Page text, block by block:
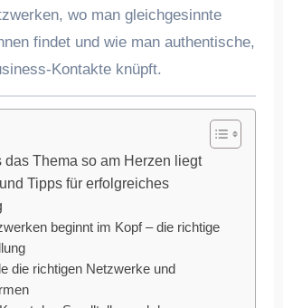
wo man gleichgesinnte
findet und wie man authentische,
Kontakte knüpft.
das Thema so am Herzen liegt
Tipps für erfolgreiches
beginnt im Kopf – die richtige
die richtigen Netzwerke und